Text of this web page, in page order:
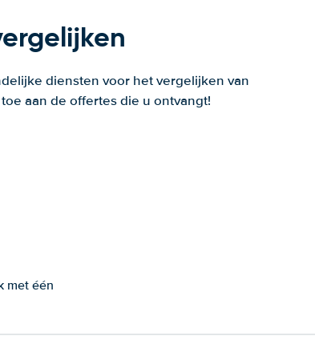
diensten voor het vergelijken van
aan de offertes die u ontvangt!
met één